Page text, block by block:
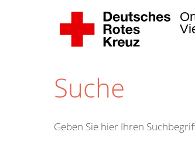
Suche
Geben Sie hier Ihren